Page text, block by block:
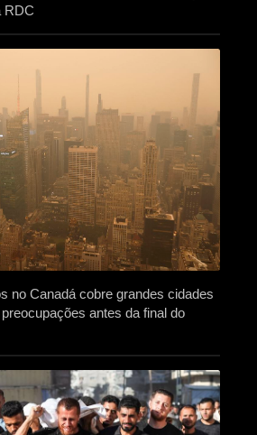
RDC
no Canadá cobre grandes cidades
antes da final do